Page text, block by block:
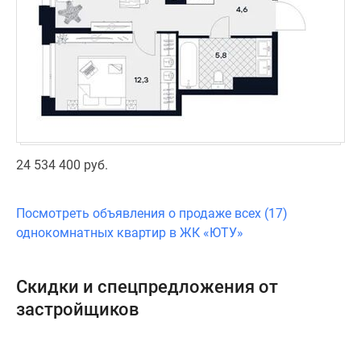
24 534 400 руб.
Посмотреть объявления о продаже всех (17)
однокомнатных квартир в ЖК «ЮТУ»
Скидки и спецпредложения от
застройщиков